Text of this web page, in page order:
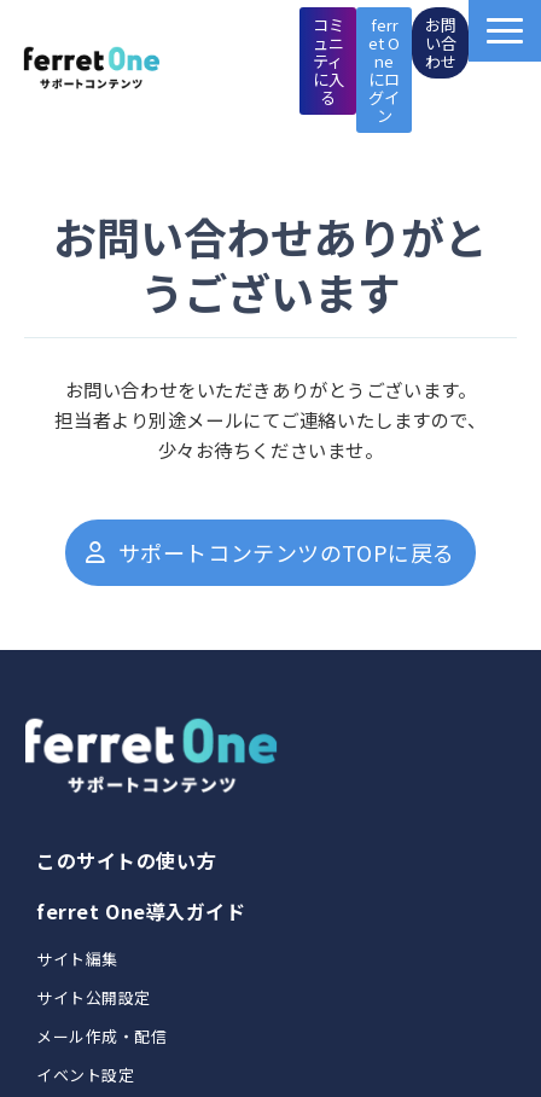
コミ
ュニ
ティ
に入
る
ferr
et O
ne
にロ
グイ
ン
お問
い合
わせ
マーケTips集
機能一覧
リリースノート
お問い合わせありがと
うございます
お問い合わせをいただきありがとうございます。
担当者より別途メールにてご連絡いたしますので、
少々お待ちくださいませ。
サポートコンテンツのTOPに戻る
このサイトの使い方
ferret One導入ガイド
サイト編集
サイト公開設定
メール作成・配信
イベント設定